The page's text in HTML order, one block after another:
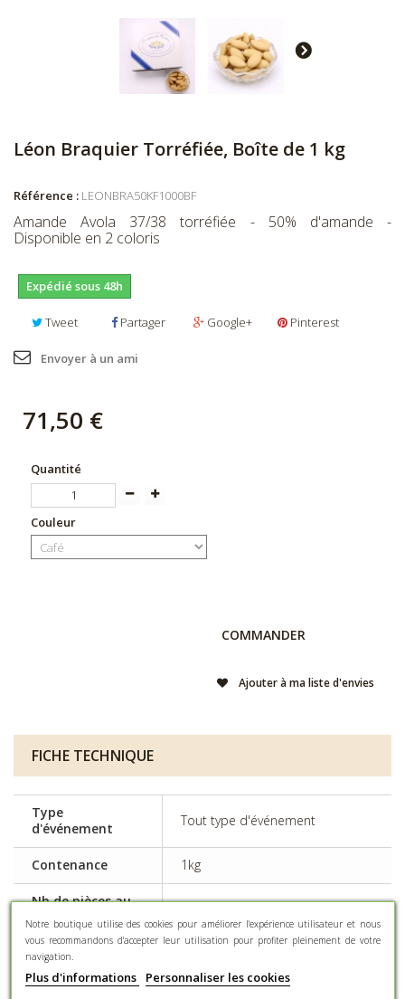
Léon Braquier Torréfiée, Boîte de 1 kg
Référence : LEONBRA50KF1000BF
Amande Avola 37/38 torréfiée - 50% d'amande -
Disponible en 2 coloris
Expédié sous 48h
Tweet Partager Google+ Pinterest
Envoyer à un ami
71,50 €
Quantité
Couleur
COMMANDER
Ajouter à ma liste d'envies
FICHE TECHNIQUE
Type
d'événement
Tout type d'événement
Contenance 1kg
Nb de pièces au
kilo (±10%)
Type d'amande
Certains colorants peuvent avoir
Notre boutique utilise des cookies pour améliorer l'expérience utilisateur et nous
vous recommandons d'accepter leur utilisation pour profiter pleinement de votre
navigation.
Plus d'informations Personnaliser les cookies